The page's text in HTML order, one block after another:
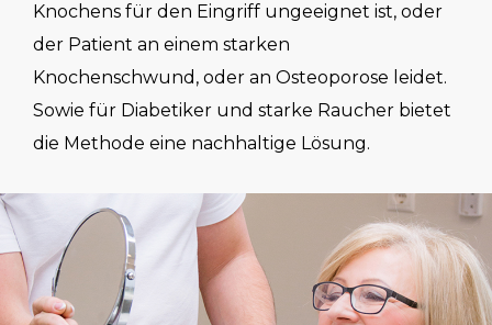
Knochens für den Eingriff ungeeignet ist, oder
der Patient an einem starken
Knochenschwund, oder an Osteoporose leidet.
Sowie für Diabetiker und starke Raucher bietet
die Methode eine nachhaltige Lösung.